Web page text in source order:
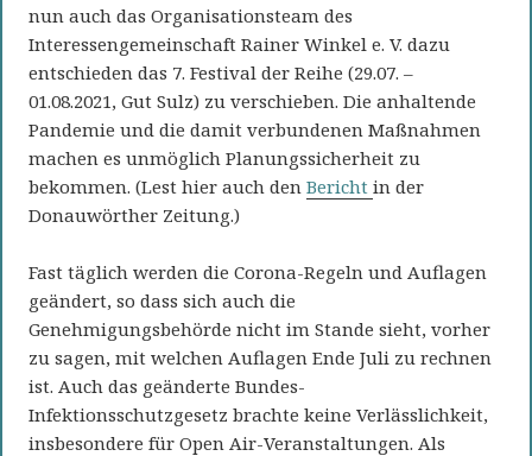
nun auch das Organisationsteam des
Interessengemeinschaft Rainer Winkel e. V. dazu
entschieden das 7. Festival der Reihe (29.07. –
01.08.2021, Gut Sulz) zu verschieben. Die anhaltende
Pandemie und die damit verbundenen Maßnahmen
machen es unmöglich Planungssicherheit zu
bekommen. (Lest hier auch denBerichtin der
Donauwörther Zeitung.)
Fast täglich werden die Corona-Regeln und Auflagen
geändert, so dass sich auch die
Genehmigungsbehörde nicht im Stande sieht, vorher
zu sagen, mit welchen Auflagen Ende Juli zu rechnen
ist. Auch das geänderte Bundes-
Infektionsschutzgesetz brachte keine Verlässlichkeit,
insbesondere für Open Air-Veranstaltungen. Als